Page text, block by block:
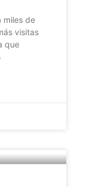
miles de
visitas
que